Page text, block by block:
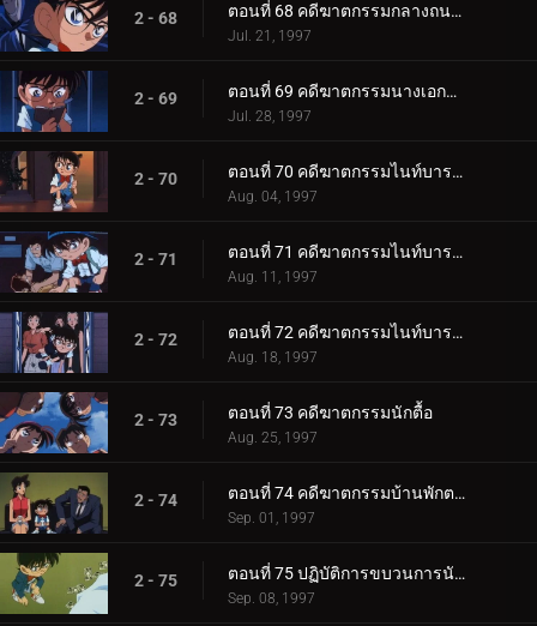
2 - 68 ตอนที่ 68 คดีฆาตกรรมกลางถนนยามวิกาล
Jul. 21, 1997
2 - 69 ตอนที่ 69 คดีฆาตกรรมนางเอกละครเวที
Jul. 28, 1997
2 - 70 ตอนที่ 70 คดีฆาตกรรมไนท์บารอน (เปิดคดี)
Aug. 04, 1997
2 - 71 ตอนที่ 71 คดีฆาตกรรมไนท์บารอน (ภาคสงสัย)
Aug. 11, 1997
2 - 72 ตอนที่ 72 คดีฆาตกรรมไนท์บารอน (ภาคปิดคดี)
Aug. 18, 1997
2 - 73 ตอนที่ 73 คดีฆาตกรรมนักตื้อ
Aug. 25, 1997
2 - 74 ตอนที่ 74 คดีฆาตกรรมบ้านพักตากอากาศแฝดสาม
Sep. 01, 1997
2 - 75 ตอนที่ 75 ปฏิบัติการขบวนการนักสืบเยาวชน
Sep. 08, 1997